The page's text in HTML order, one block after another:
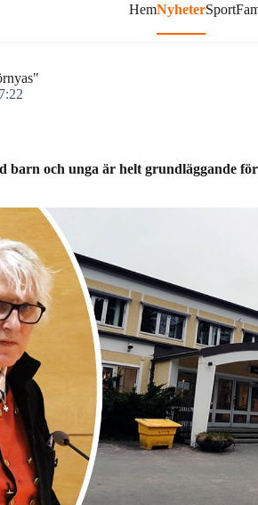
HemNyheterSport
barn och unga är helt grundläggande